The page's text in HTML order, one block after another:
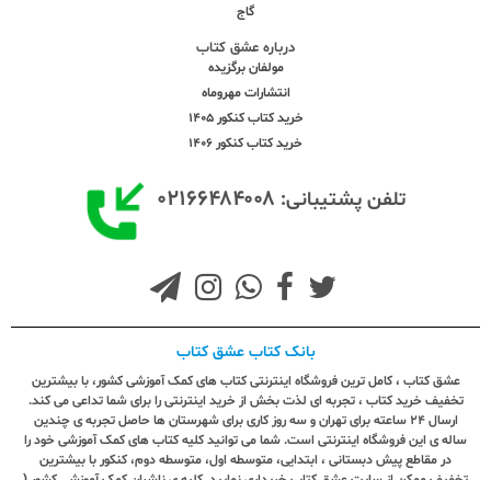
گاج
درباره عشق کتاب
مولفان برگزیده
انتشارات مهروماه
خرید کتاب کنکور 1405
خرید کتاب کنکور 1406
تلفن پشتیبانی: ۰۲۱۶۶۴۸۴۰۰۸
بانک کتاب عشق کتاب
عشق کتاب ، کامل ترین فروشگاه اینترنتی کتاب های کمک آموزشی کشور، با بیشترین
تخفیف خرید کتاب ، تجربه ای لذت بخش از خرید اینترنتی را برای شما تداعی می کند.
ارسال ٢٤ ساعته برای تهران و سه روز کاری برای شهرستان ها حاصل تجربه ی چندین
ساله ی این فروشگاه اینترنتی است. شما می توانید کلیه کتاب های کمک آموزشی خود را
در مقاطع پیش دبستانی ، ابتدایی، متوسطه اول، متوسطه دوم، کنکور با بیشترین